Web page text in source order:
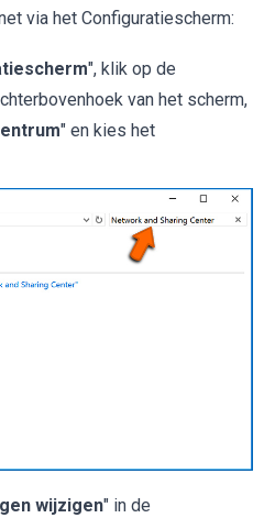
via het Configuratiescherm:
", klik op de
van het scherm,
" en kies het
wijzigen" in de